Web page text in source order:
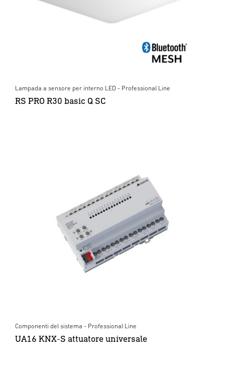
Lampada a sensore per interno LED - Professional Line
RS PRO R30 basic Q SC
Componenti del sistema - Professional Line
UA16 KNX-S attuatore universale